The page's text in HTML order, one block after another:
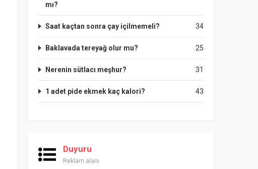
mı?
34
Saat kaçtan sonra çay içilmemeli?
25
Baklavada tereyağ olur mu?
31
Nerenin sütlacı meşhur?
43
1 adet pide ekmek kaç kalori?
Duyuru
Reklam alanı